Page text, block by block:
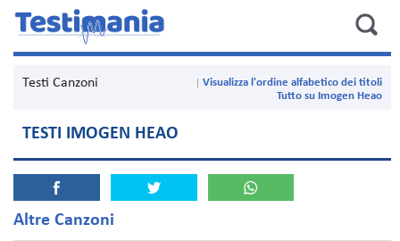
Testi Canzoni
Visualizza l'ordine alfabetico dei titoli
Tutto su Imogen Heao
TESTI IMOGEN HEAO
Altre Canzoni